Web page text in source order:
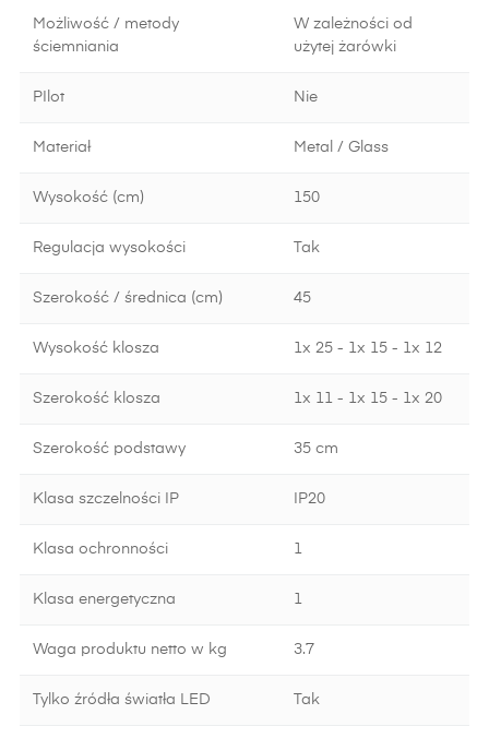
Możliwość / metody
ściemniania
W zależności od
użytej żarówki
PIlot Nie
Materiał Metal / Glass
Wysokość (cm) 150
Regulacja wysokości Tak
Szerokość / średnica (cm) 45
Wysokość klosza 1x 25 - 1x 15 - 1x 12
Szerokość klosza 1x 11 - 1x 15 - 1x 20
Szerokość podstawy 35 cm
Klasa szczelności IP IP20
Klasa ochronności 1
Klasa energetyczna 1
Waga produktu netto w kg 3.7
Tylko źródła światła LED Tak